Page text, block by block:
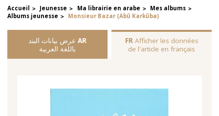
Accueil > Jeunesse > Ma librairie en arabe > Mes albums >
Albums jeunesse > Monsieur Bazar (Abû Karkûba)
AR عرض بيانات البند
باللغة العربية
FRAfficher les données
de l'article en français